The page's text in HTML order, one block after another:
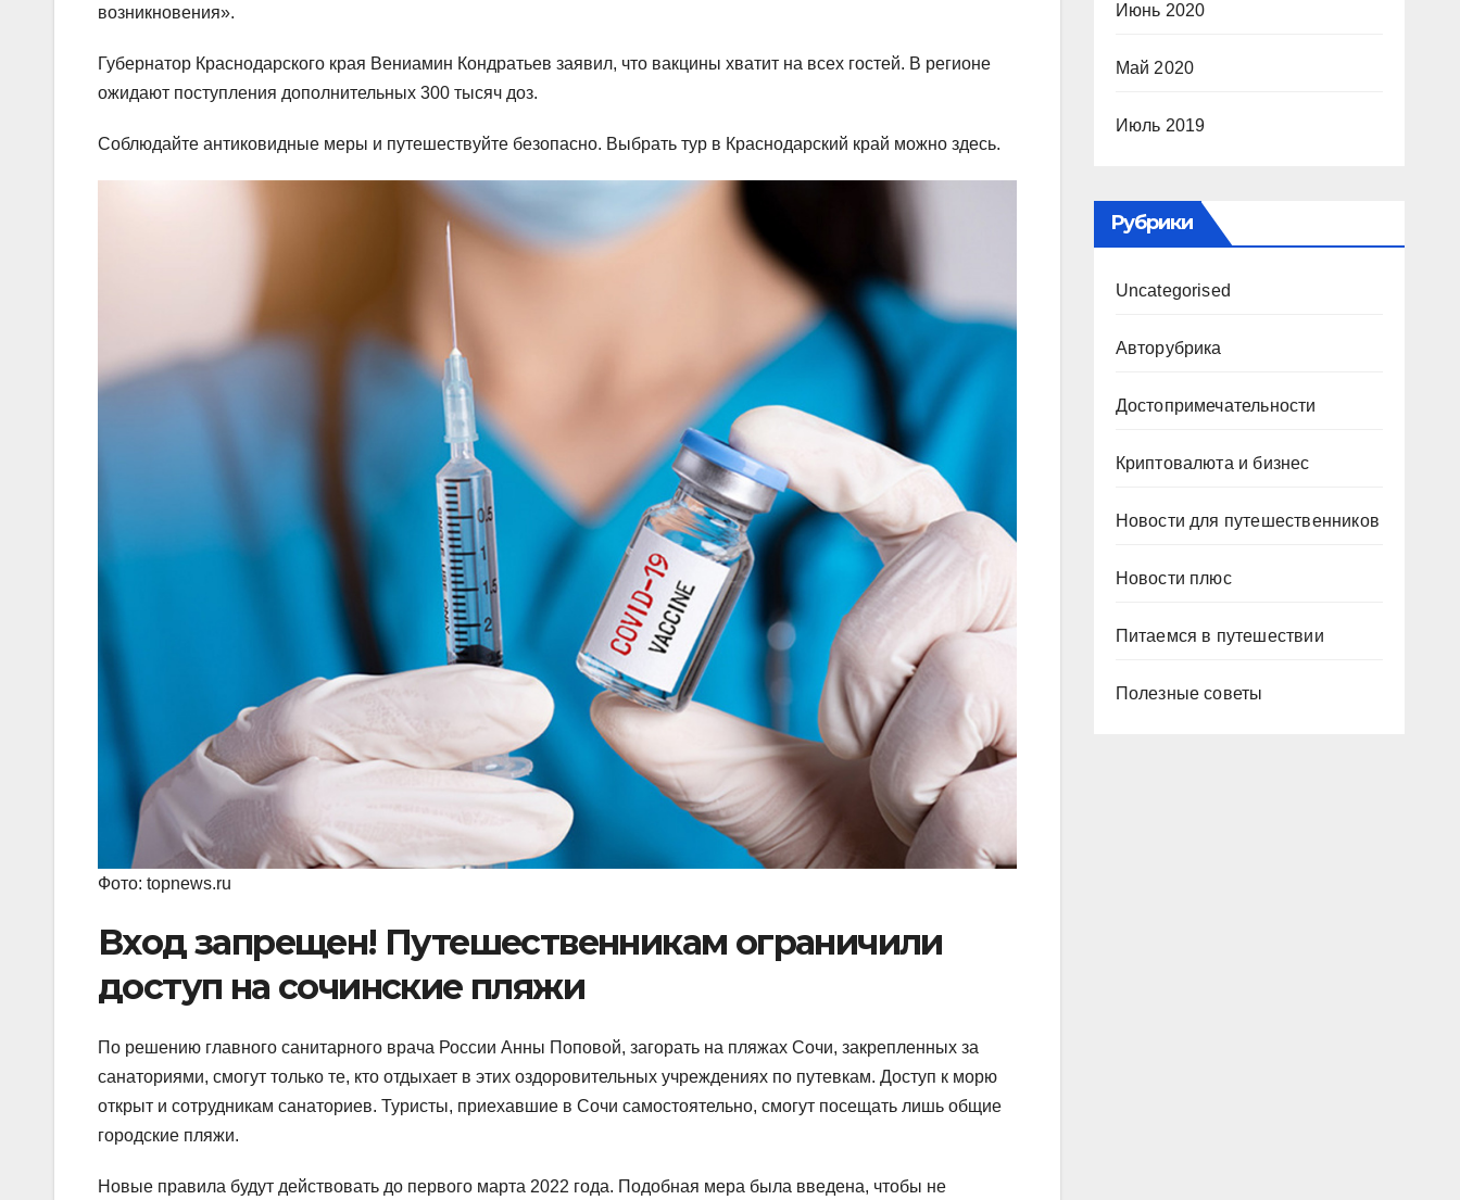
возникновения».
Губернатор Краснодарского края Вениамин Кондратьев заявил, что вакцины хватит на всех гостей. В регионе
ожидают поступления дополнительных 300 тысяч доз.
Соблюдайте антиковидные меры и путешествуйте безопасно. Выбрать тур в Краснодарский край можно здесь.
Фото: topnews.ru
Вход запрещен! Путешественникам ограничили
доступ на сочинские пляжи
По решению главного санитарного врача России Анны Поповой, загорать на пляжах Сочи, закрепленных за
санаториями, смогут только те, кто отдыхает в этих оздоровительных учреждениях по путевкам. Доступ к морю
открыт и сотрудникам санаториев. Туристы, приехавшие в Сочи самостоятельно, смогут посещать лишь общие
городские пляжи.
Новые правила будут действовать до первого марта 2022 года. Подобная мера была введена, чтобы не
Июнь 2020
Май 2020
Июль 2019
Рубрики
Uncategorised
Авторубрика
Достопримечательности
Криптовалюта и бизнес
Новости для путешественников
Новости плюс
Питаемся в путешествии
Полезные советы